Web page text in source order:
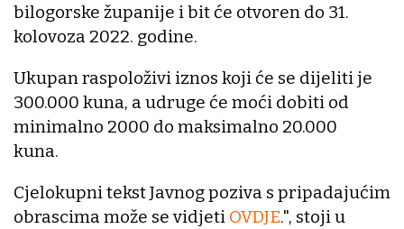
bilogorske županije i bit će otvoren do 31.
kolovoza 2022. godine.
Ukupan raspoloživi iznos koji će se dijeliti je
300.000 kuna, a udruge će moći dobiti od
minimalno 2000 do maksimalno 20.000
kuna.
Cjelokupni tekst Javnog poziva s pripadajućim
obrascima može se vidjeti OVDJE.", stoji u